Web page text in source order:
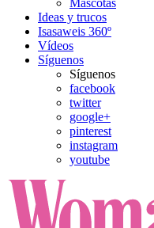
Mascotas
Ideas y trucos
Isasaweis 360º
Vídeos
Síguenos
Síguenos
facebook
twitter
google+
pinterest
instagram
youtube